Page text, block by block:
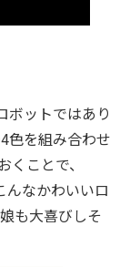
ットではあり
色を組み合わせ
ことで、
なかわいいロ
も大喜びしそ